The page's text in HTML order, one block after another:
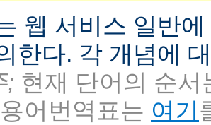
웹 서비스 일반
한다. 각 개념에
; 현재 단어의 순
어번역표는 여기